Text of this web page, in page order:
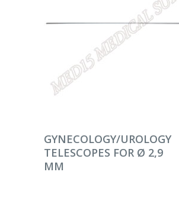
DEVAMINI OKU
GYNECOLOGY/UROLOGY
TELESCOPES FOR Ø 2,9
MM